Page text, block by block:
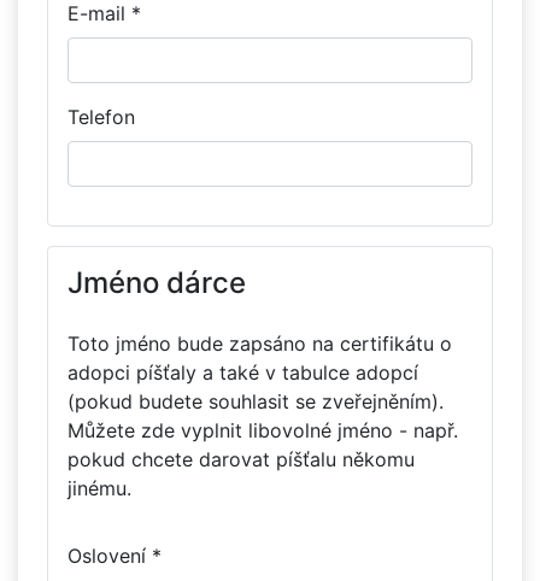
E-mail *
Telefon
Jméno dárce
Toto jméno bude zapsáno na certifikátu o
adopci píšťaly a také v tabulce adopcí
(pokud budete souhlasit se zveřejněním).
Můžete zde vyplnit libovolné jméno - např.
pokud chcete darovat píšťalu někomu
jinému.
Oslovení *